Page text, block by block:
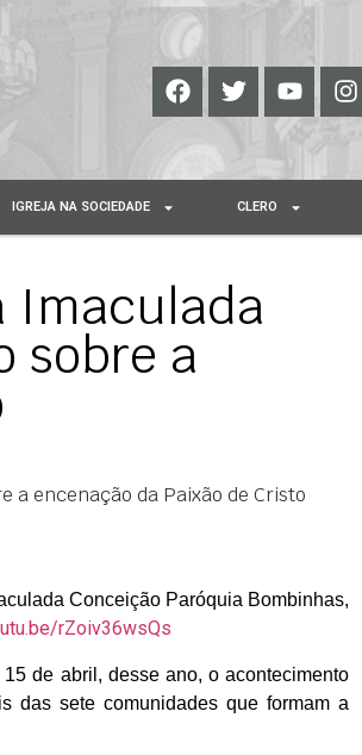
IGREJA NA SOCIEDADE CLERO
Imaculada
sobre a
a encenação da Paixão de Cristo
Conceição Paróquia Bombinhas,
rZoiv36wsQs
de abril, desse ano, o acontecimento
das sete comunidades que formam a